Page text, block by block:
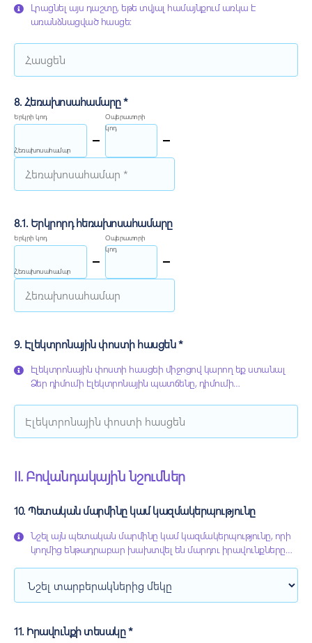
Լրացնել այս դաշտը, եթե տվյալ համայնքում առկա է
առանձնացված հասցե:
8. Հեռախոսահամարը *
Երկրի կոդ
Օպերատորի
կոդ
Հեռախոսահամար
8.1. Երկրորդ հեռախոսահամարը
Երկրի կոդ
Օպերատորի
կոդ
Հեռախոսահամար
9. Էլեկտրոնային փոստի հասցեն *
Էլեկտրոնային փոստի հասցեի միջոցով կարող եք ստանալ
Ձեր դիմումի էլեկտրոնային պատճենը, դիմումի
II. Բովանդակային նշումներ
10. Պետական մարմինը կամ կազմակերպությունը
Նշել այն պետական մարմինը կամ կազմակերպությունը, որի
կողմից ենթադրաբար խախտվել են մարդու իրավունքները
պաշտոնատար անձանց, ինչպես նաև դրանց պատվիրակած
լիազորություններն իրականացնող կազմակերպությունների և
կազմակերպությունների կողմից մարդու իրավունքների և
11. Իրավունքի տեսակը *